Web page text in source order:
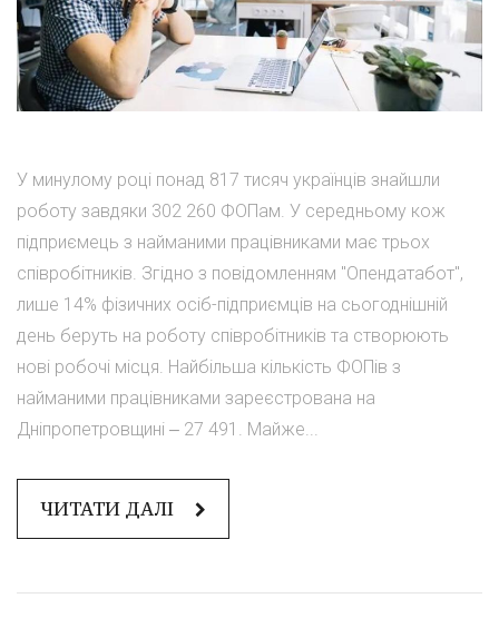
У минулому році понад 817 тисяч українців знайшли
роботу завдяки 302 260 ФОПам. У середньому кож
підприємець з найманими працівниками має трьох
співробітників. Згідно з повідомленням "Опендатабот",
лише 14% фізичних осіб-підприємців на сьогоднішній
день беруть на роботу співробітників та створюють
нові робочі місця. Найбільша кількість ФОПів з
найманими працівниками зареєстрована на
Дніпропетровщині ‒ 27 491. Майже...
ЧИТАТИ ДАЛІ